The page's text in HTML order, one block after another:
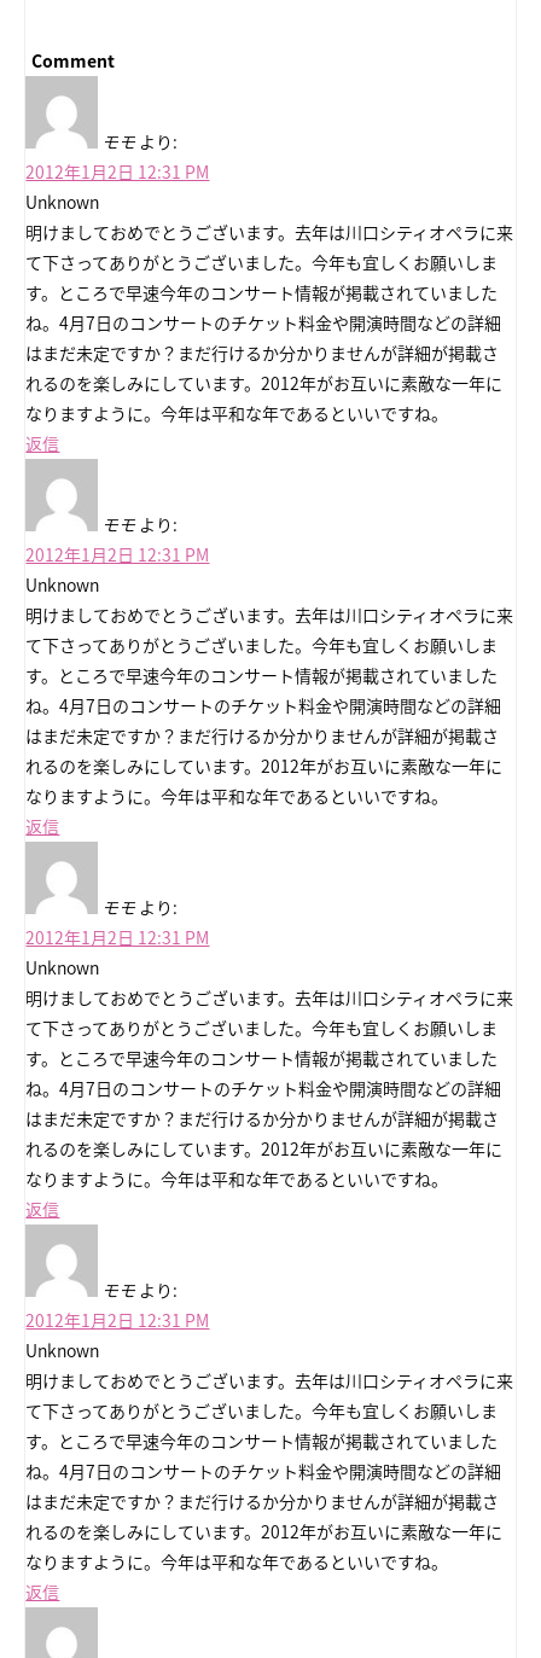
Comment
モモ より:
2012年1月2日 12:31 PM
Unknown
明けましておめでとうございます。去年は川口シティオペラに来
て下さってありがとうございました。今年も宜しくお願いしま
す。ところで早速今年のコンサート情報が掲載されていました
ね。4月7日のコンサートのチケット料金や開演時間などの詳細
はまだ未定ですか？まだ行けるか分かりませんが詳細が掲載さ
れるのを楽しみにしています。2012年がお互いに素敵な一年に
なりますように。今年は平和な年であるといいですね。
返信
モモ より:
2012年1月2日 12:31 PM
Unknown
明けましておめでとうございます。去年は川口シティオペラに来
て下さってありがとうございました。今年も宜しくお願いしま
す。ところで早速今年のコンサート情報が掲載されていました
ね。4月7日のコンサートのチケット料金や開演時間などの詳細
はまだ未定ですか？まだ行けるか分かりませんが詳細が掲載さ
れるのを楽しみにしています。2012年がお互いに素敵な一年に
なりますように。今年は平和な年であるといいですね。
返信
モモ より:
2012年1月2日 12:31 PM
Unknown
明けましておめでとうございます。去年は川口シティオペラに来
て下さってありがとうございました。今年も宜しくお願いしま
す。ところで早速今年のコンサート情報が掲載されていました
ね。4月7日のコンサートのチケット料金や開演時間などの詳細
はまだ未定ですか？まだ行けるか分かりませんが詳細が掲載さ
れるのを楽しみにしています。2012年がお互いに素敵な一年に
なりますように。今年は平和な年であるといいですね。
返信
モモ より:
2012年1月2日 12:31 PM
Unknown
明けましておめでとうございます。去年は川口シティオペラに来
て下さってありがとうございました。今年も宜しくお願いしま
す。ところで早速今年のコンサート情報が掲載されていました
ね。4月7日のコンサートのチケット料金や開演時間などの詳細
はまだ未定ですか？まだ行けるか分かりませんが詳細が掲載さ
れるのを楽しみにしています。2012年がお互いに素敵な一年に
なりますように。今年は平和な年であるといいですね。
返信